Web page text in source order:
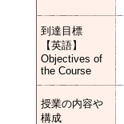
到達目標
【英語】
Objectives of
the Course
授業の内容や
構成